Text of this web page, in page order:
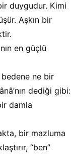
duygudur. Kimi
Aşkın bir
en güçlü
ne bir
dediği gibi:
damla
bir mazluma
“ben”